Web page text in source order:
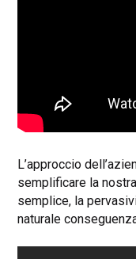
L’approccio
semplificare la
semplice, la
naturale